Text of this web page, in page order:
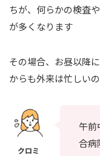
ちが、何らかの検査
が多くなります
その場合、お昼以降
からも外来は忙しい
午前
合病